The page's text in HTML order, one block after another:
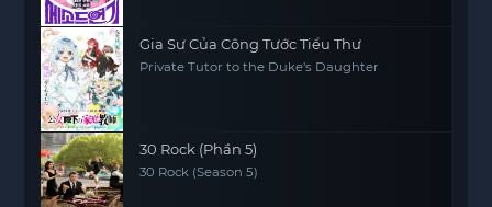
Gia Sư Của Công Tước Tiểu Thư
Private Tutor to the Duke's Daughter
30 Rock (Phần 5)
30 Rock (Season 5)